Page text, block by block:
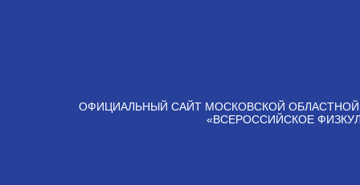
ОФИЦИАЛЬНЫЙ САЙТ МОСКОВСКОЙ
«ВСЕРОССИЙСКОЕ